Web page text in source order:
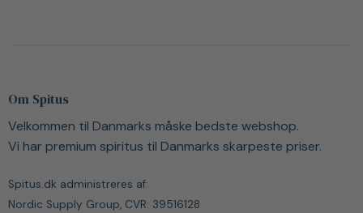
Om Spitus
Velkommen til Danmarks måske bedste webshop.
Vi har premium spiritus til Danmarks skarpeste priser.
Spitus.dk administreres af:
Nordic Supply Group, CVR: 39516128